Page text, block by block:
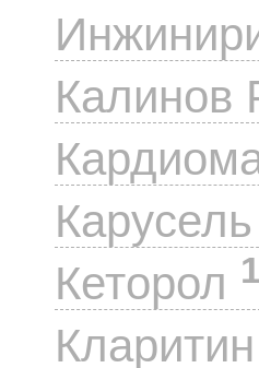
Калинов
Карусель
Кеторол 1
Кларитин